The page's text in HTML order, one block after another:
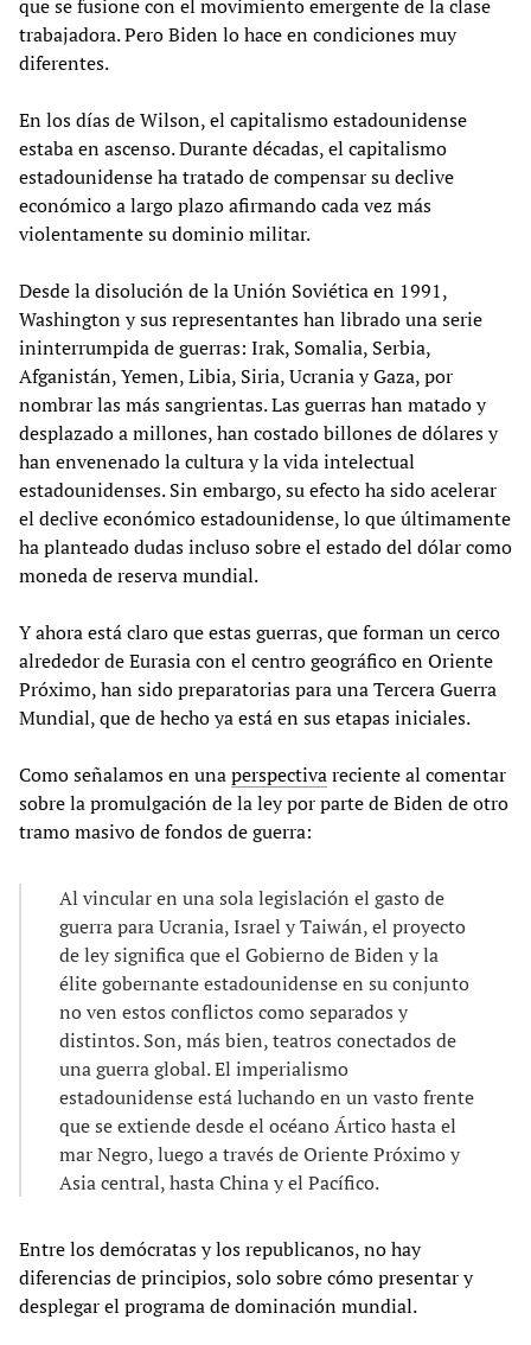
que se fusione con el movimiento emergente de la clase
trabajadora. Pero Biden lo hace en condiciones muy
diferentes.
En los días de Wilson, el capitalismo estadounidense
estaba en ascenso. Durante décadas, el capitalismo
estadounidense ha tratado de compensar su declive
económico a largo plazo afirmando cada vez más
violentamente su dominio militar.
Desde la disolución de la Unión Soviética en 1991,
Washington y sus representantes han librado una serie
ininterrumpida de guerras: Irak, Somalia, Serbia,
Afganistán, Yemen, Libia, Siria, Ucrania y Gaza, por
nombrar las más sangrientas. Las guerras han matado y
desplazado a millones, han costado billones de dólares y
han envenenado la cultura y la vida intelectual
estadounidenses. Sin embargo, su efecto ha sido acelerar
el declive económico estadounidense, lo que últimamente
ha planteado dudas incluso sobre el estado del dólar como
moneda de reserva mundial.
Y ahora está claro que estas guerras, que forman un cerco
alrededor de Eurasia con el centro geográfico en Oriente
Próximo, han sido preparatorias para una Tercera Guerra
Mundial, que de hecho ya está en sus etapas iniciales.
Como señalamos en unaperspectivareciente al comentar
sobre la promulgación de la ley por parte de Biden de otro
tramo masivo de fondos de guerra:
Al vincular en una sola legislación el gasto de
guerra para Ucrania, Israel y Taiwán, el proyecto
de ley significa que el Gobierno de Biden y la
élite gobernante estadounidense en su conjunto
no ven estos conflictos como separados y
distintos. Son, más bien, teatros conectados de
una guerra global. El imperialismo
estadounidense está luchando en un vasto frente
que se extiende desde el océano Ártico hasta el
mar Negro, luego a través de Oriente Próximo y
Asia central, hasta China y el Pacífico.
Entre los demócratas y los republicanos, no hay
diferencias de principios, solo sobre cómo presentar y
desplegar el programa de dominación mundial.